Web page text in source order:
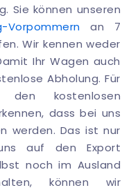
Sie können unseren
an 7
Wir kennen weder
Ihr Wagen auch
Abholung. Für
den kostenlosen
dass bei uns
werden. Das ist nur
auf den Export
noch im Ausland
können wir